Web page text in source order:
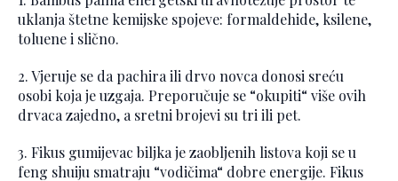
uklanja štetne kemijske spojeve: formaldehide, ksilene,
toluene i slično.
2. Vjeruje se da pachira ili drvo novca donosi sreću
osobi koja je uzgaja. Preporučuje se “okupiti“ više ovih
drvaca zajedno, a sretni brojevi su tri ili pet.
3. Fikus gumijevac biljka je zaobljenih listova koji se u
feng shuiju smatraju “vodičima“ dobre energije. Fikus